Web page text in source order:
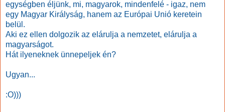
egységben éljünk, mi, magyarok, mindenfelé - igaz, nem
egy Magyar Királyság, hanem az Európai Unió keretein
belül.
Aki ez ellen dolgozik az elárulja a nemzetet, elárulja a
magyarságot.
Hát ilyeneknek ünnepeljek én?
Ugyan...
:O)))